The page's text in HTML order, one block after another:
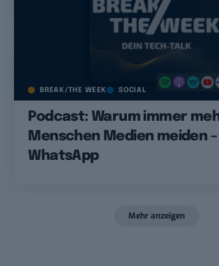
BREAK/THE WEEK SOCIAL
Podcast: Warum immer
Menschen Medien meiden
WhatsApp
Mehr anzeigen